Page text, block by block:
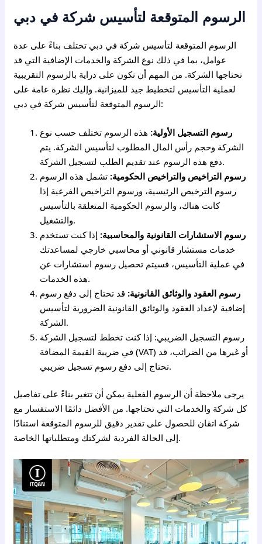
الرسوم المتوقعة لتأسيس شركة في دبي
الرسوم المتوقعة لتأسيس شركة في دبي تختلف بناءً على عدة
عوامل، بما في ذلك نوع الشركة والخدمات الإضافية التي قد
تحتاجها الشركة. من المهم أن تكون على دراية بالرسوم التقريبية
لعملية التأسيس لتخطيط جيد للميزانية. وإليك نظرة عامة على
الرسوم المتوقعة لتأسيس شركة في دبي:
رسوم التسجيل الأولية: هذه الرسوم تختلف حسب نوع
الشركة وحجم رأس المال المطلوب لتأسيس الشركة. يتم
دفع هذه الرسوم عند تقديم الطلب لتسجيل الشركة.
رسوم التراخيص والتراخيص الحكومية: تشمل هذه الرسوم
رسوم الترخيص الرئيسية، ورسوم التراخيص الفرعية إذا
كانت هناك، والرسوم الحكومية المتعلقة بالتأسيس
والتشغيل.
رسوم الاستشارات القانونية والمحاسبية: إذا كنت تستخدم
خدمات مستشار قانوني أو محاسبي خارجي لمساعدتك
في عملية التأسيس، فسيتم تحصيل رسوم استشارات عن
هذه الخدمات.
رسوم العقود والوثائق القانونية: قد تحتاج إلى دفع رسوم
إضافية لإعداد العقود والوثائق القانونية الضرورية لتأسيس
الشركة.
رسوم التسجيل الضريبي: إذا كنت تخطط لتسجيل الشركة
في ضريبة القيمة المضافة (VAT) أو غيرها من الضرائب، قد
تحتاج إلى دفع رسوم تسجيل ضريبي.
يرجى ملاحظة أن الرسوم الفعلية يمكن أن تتغير بناءً على تفاصيل
كل شركة والخدمات التي تحتاجها. من الأفضل دائمًا الاستفسار مع
شركة اتقان للحصول على تقدير دقيق للرسوم المتوقعة استنادًا
إلى الحالة الفردية لشركتك ومتطلباتها الخاصة.